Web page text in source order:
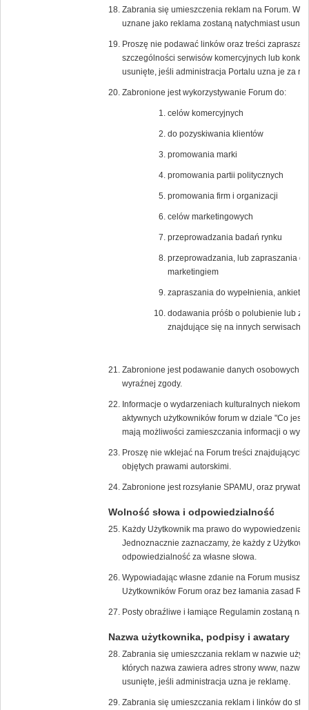
Zabrania się umieszczenia reklam na Forum.
uznane jako reklama zostaną natychmiast
Proszę nie podawać linków oraz treści
szczególności serwisów komercyjnych lub
usunięte, jeśli administracja Portalu uzna je za
Zabronione jest wykorzystywanie Forum do:
celów komercyjnych
do pozyskiwania klientów
promowania marki
promowania partii politycznych
promowania firm i organizacji
celów marketingowych
przeprowadzania badań rynku
przeprowadzania, lub zapraszania
marketingiem
zapraszania do wypełnienia, ankiet
dodawania próśb o polubienie lub
znajdujące się na innych serwisach
Zabronione jest podawanie danych osobowych
wyraźnej zgody.
Informacje o wydarzeniach kulturalnych
aktywnych użytkowników forum w dziale "Co
mają możliwości zamieszczania informacji o
Proszę nie wklejać na Forum treści
objętych prawami autorskimi.
Zabronione jest rozsyłanie SPAMU, oraz
Wolność słowa i odpowiedzialność
Każdy Użytkownik ma prawo do wypowiedzenia
Jednoznacznie zaznaczamy, że każdy z
odpowiedzialność za własne słowa.
Wypowiadając własne zdanie na Forum musisz
Użytkowników Forum oraz bez łamania zasad
Posty obraźliwe i łamiące Regulamin zostaną
Nazwa użytkownika, podpisy i awatary
Zabrania się umieszczania reklam w nazwie
których nazwa zawiera adres strony www,
usunięte, jeśli administracja uzna je reklamę.
Zabrania się umieszczania reklam i linków do